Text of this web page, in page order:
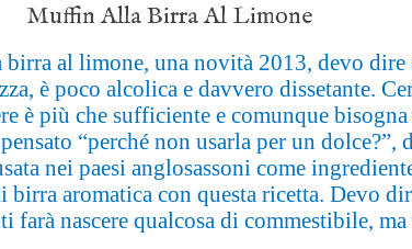
Muffin Alla Birra Al Limone
birra al limone, una novità 2013, devo dire
è poco alcolica e davvero dissetante.
è più che sufficiente e comunque bisogna
“perché non usarla per un dolce?”,
nei paesi anglosassoni come
birra aromatica con questa ricetta. Devo
farà nascere qualcosa di commestibile,